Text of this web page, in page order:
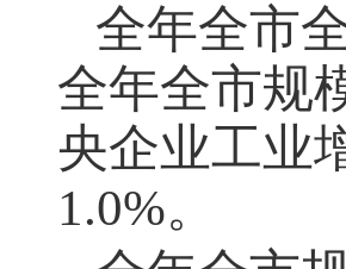
全年全市
全年全市规
央企业工业
1.0%。